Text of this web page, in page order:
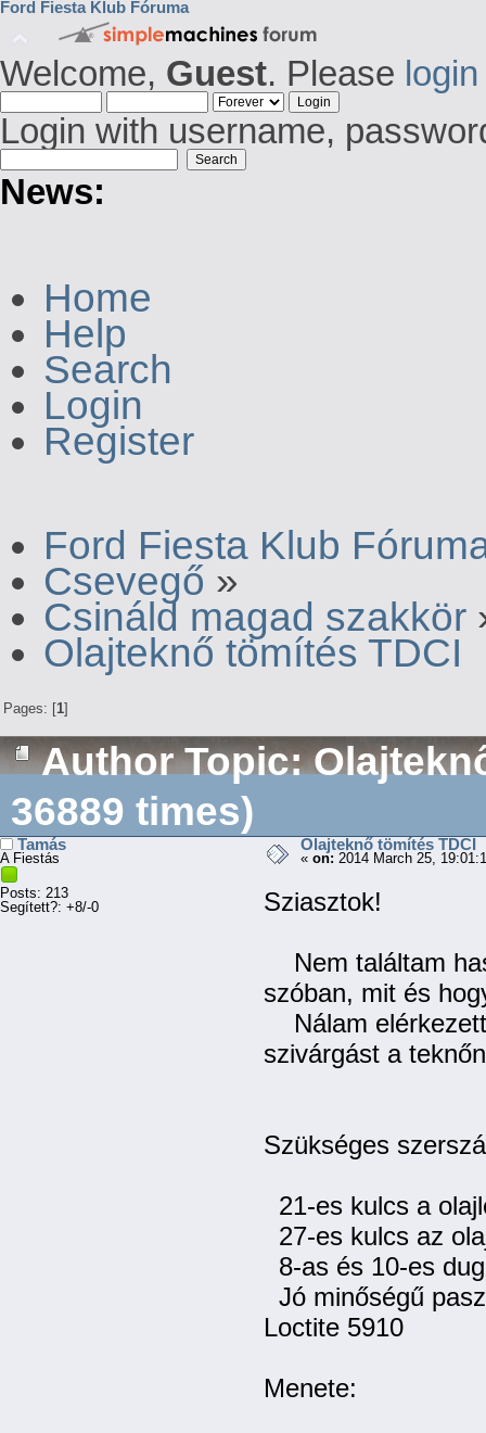
Ford Fiesta Klub Fóruma
Welcome, Guest. Please login
Login with username,
News:
Home
Help
Search
Login
Register
Ford Fiesta Klub
Csevegő »
Csináld magad szakkör
Olajteknő tömítés TDCI
Pages: [1]
AuthorTopic:
36889 times)
Tamás
A Fiestás
Posts: 213
Segített?: +8/-0
Olajteknő tömítés TDCI
« on: 2014 March 25,
Sziasztok!
Nem találtam
szóban, mit és
Nálam
szivárgást a
Szükséges
21-es kulcs a
27-es kulcs az
8-as és 10-es
Jó minőségű
Loctite 5910
Menete: